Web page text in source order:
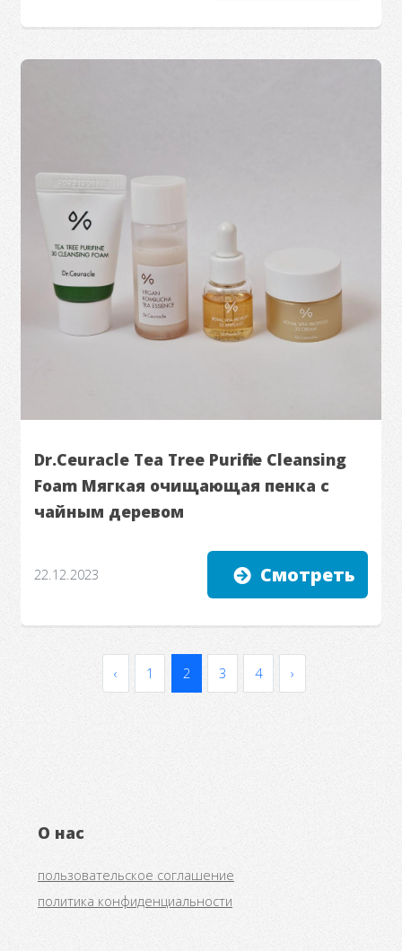
Dr.Ceuracle Tea Tree Purifine Cleansing
Foam Мягкая очищающая пенка с
чайным деревом
22.12.2023 Смотреть
‹ 1 2 3 4 ›
О нас
пользовательское соглашение
политика конфиденциальности